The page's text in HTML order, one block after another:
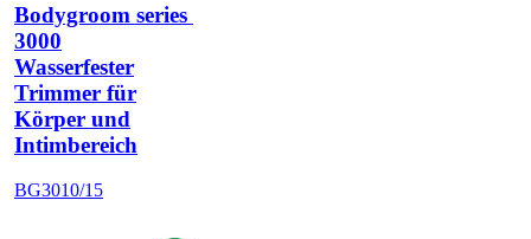
Bodygroom series
3000
Wasserfester
Trimmer für
Körper und
Intimbereich
BG3010/15